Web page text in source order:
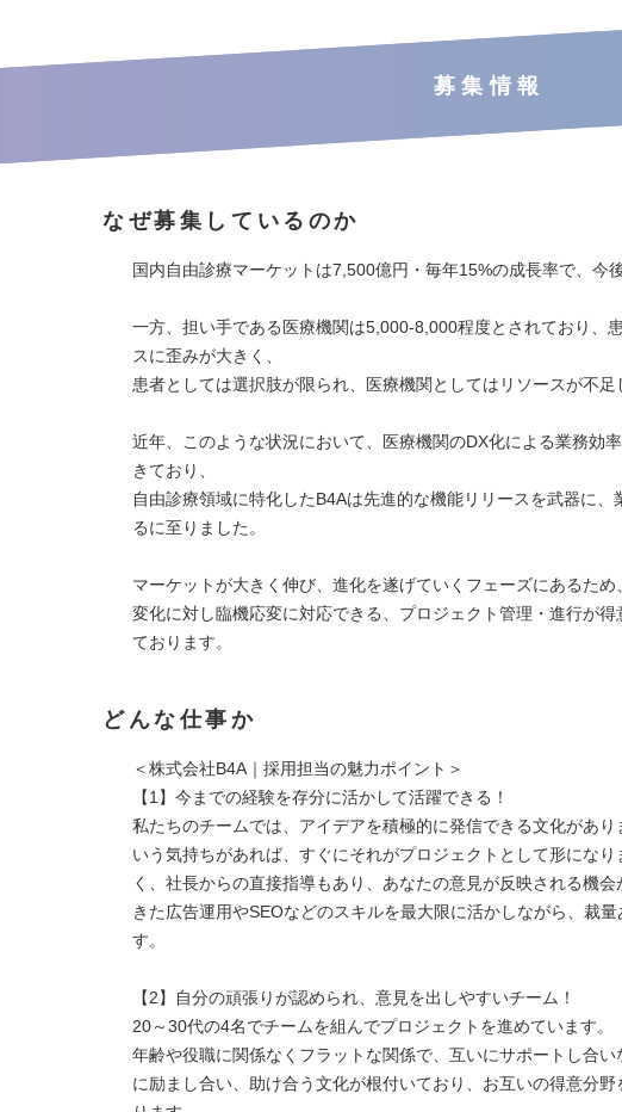
募集情報
なぜ募集しているのか
国内自由診療マーケットは7,500億円・毎年15%の成長率で、今
一方、担い手である医療機関は5,000-8,000程度とされており、
スに歪みが大きく、
患者としては選択肢が限られ、医療機関としてはリソースが不足
近年、このような状況において、医療機関のDX化による業務効
きており、
自由診療領域に特化したB4Aは先進的な機能リリースを武器に
るに至りました。
マーケットが大きく伸び、進化を遂げていくフェーズにあるため、
変化に対し臨機応変に対応できる、プロジェクト管理・進行が
ております。
どんな仕事か
＜株式会社B4A｜採用担当の魅力ポイント＞
【1】今までの経験を存分に活かして活躍できる！
私たちのチームでは、アイデアを積極的に発信できる文化があり
いう気持ちがあれば、すぐにそれがプロジェクトとして形にな
く、社長からの直接指導もあり、あなたの意見が反映される機
きた広告運用やSEOなどのスキルを最大限に活かしながら、裁
す。
【2】自分の頑張りが認められ、意見を出しやすいチーム！
20～30代の4名でチームを組んでプロジェクトを進めています。
年齢や役職に関係なくフラットな関係で、互いにサポートし合
に励まし合い、助け合う文化が根付いており、お互いの得意分